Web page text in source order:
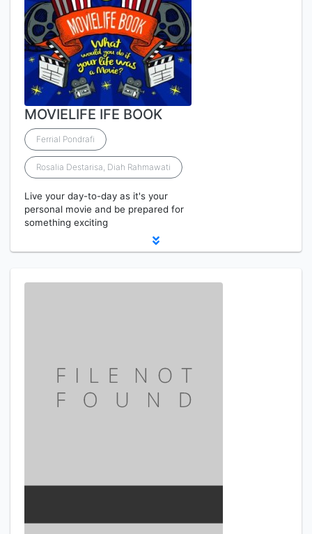
MOVIELIFE IFE BOOK
Ferrial Pondrafi
Rosalia Destarisa, Diah Rahmawati
Live your day-to-day as it's your
personal movie and be prepared for
something exciting